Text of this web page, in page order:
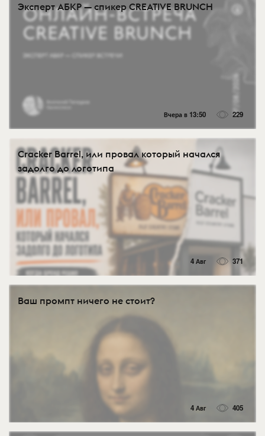
Эксперт АБКР — спикер CREATIVE BRUNCH
Вчера в 13:50 229
Cracker Barrel, или провал который начался
задолго до логотипа
4 Авг 371
Ваш промпт ничего не стоит?
4 Авг 405